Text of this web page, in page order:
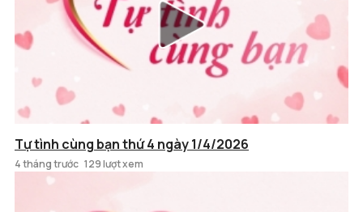
Tự tình cùng bạn thứ 4 ngày 1/4/2026
4 tháng trước 129 lượt xem